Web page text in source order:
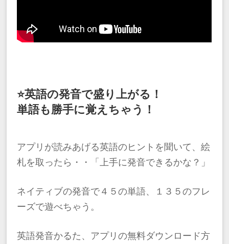
⭐️英語の発音で盛り上がる！
単語も勝手に覚えちゃう！
アプリが読みあげる英語のヒントを聞いて、絵
札を取ったら・・「上手に発音できるかな？」
ネイティブの発音で４５の単語、１３５のフレ
ーズで遊べちゃう。
​英語発音かるた、アプリの​無料ダウンロード方